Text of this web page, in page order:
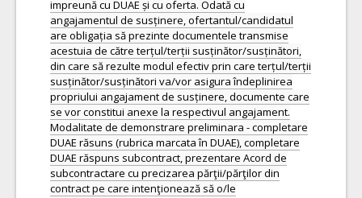
impreună cu DUAE și cu oferta. Odată cu
angajamentul de susținere, ofertantul/candidatul
are obligația să prezinte documentele transmise
acestuia de către terțul/terții susținător/susținători,
din care să rezulte modul efectiv prin care terțul/terții
susținător/susținători va/vor asigura îndeplinirea
propriului angajament de susținere, documente care
se vor constitui anexe la respectivul angajament.
Modalitate de demonstrare preliminara - completare
DUAE răsuns (rubrica marcata în DUAE), completare
DUAE răspuns subcontract, prezentare Acord de
subcontractare cu precizarea părţii/părţilor din
contract pe care intenţionează să o/le